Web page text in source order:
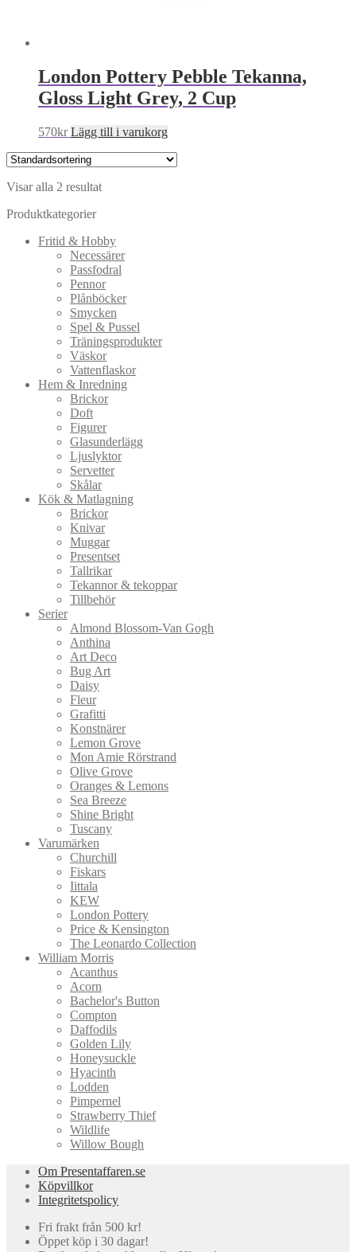
London Pottery Pebble Tekanna,
Gloss Light Grey, 2 Cup
570kr Lägg till i varukorg
Visar alla 2 resultat
Produktkategorier
Fritid & Hobby
Necessärer
Passfodral
Pennor
Plånböcker
Smycken
Spel & Pussel
Träningsprodukter
Väskor
Vattenflaskor
Hem & Inredning
Brickor
Doft
Figurer
Glasunderlägg
Ljuslyktor
Servetter
Skålar
Kök & Matlagning
Brickor
Knivar
Muggar
Presentset
Tallrikar
Tekannor & tekoppar
Tillbehör
Serier
Almond Blossom-Van Gogh
Anthina
Art Deco
Bug Art
Daisy
Fleur
Grafitti
Konstnärer
Lemon Grove
Mon Amie Rörstrand
Olive Grove
Oranges & Lemons
Sea Breeze
Shine Bright
Tuscany
Varumärken
Churchill
Fiskars
Iittala
KEW
London Pottery
Price & Kensington
The Leonardo Collection
William Morris
Acanthus
Acorn
Bachelor's Button
Compton
Daffodils
Golden Lily
Honeysuckle
Hyacinth
Lodden
Pimpernel
Strawberry Thief
Wildlife
Willow Bough
Om Presentaffaren.se
Köpvillkor
Integritetspolicy
Fri frakt från 500 kr!
Öppet köp i 30 dagar!